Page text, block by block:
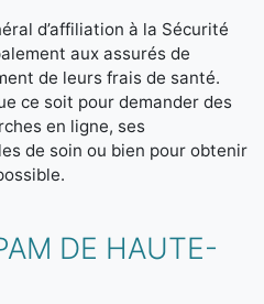
d’affiliation à la Sécurité
aux assurés de
de leurs frais de santé.
ce soit pour demander des
en ligne, ses
de soin ou bien pour obtenir
DE HAUTE-